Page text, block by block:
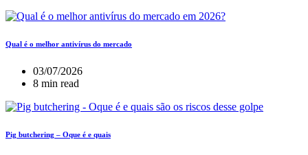
Qual é o melhor antivírus do mercado
03/07/2026
8 min read
Pig butchering – Oque é e quais